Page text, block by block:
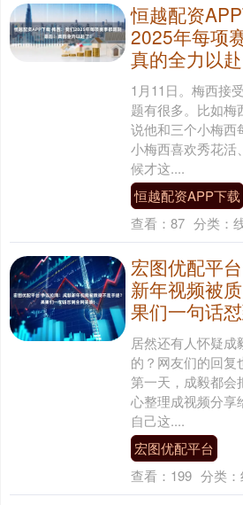
恒越配资
2025年每项
真的全力以赴
1月11日。梅西接
题有很多。比如梅
说他和三个小梅西
小梅西喜欢秀花活
候才这....
恒越配资APP下载
查看： 87 分类：
宏图优配平
新年视频被
果们一句话
居然还有人怀疑
的？网友们的回复
第一天，成毅都会
心整理成视频分享
自己这....
宏图优配平台
查看： 199 分类：